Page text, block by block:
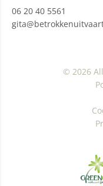
06 20 40 5561
© 2026